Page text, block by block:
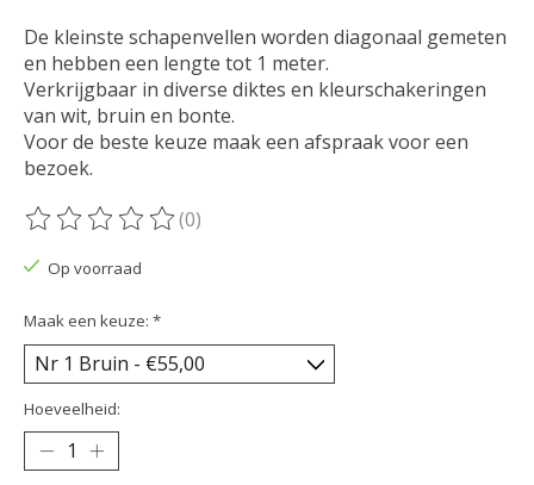
De kleinste schapenvellen worden diagonaal gemeten
en hebben een lengte tot 1 meter.
Verkrijgbaar in diverse diktes en kleurschakeringen
van wit, bruin en bonte.
Voor de beste keuze maak een afspraak voor een
bezoek.
De beoordeling van dit product is
(0)
Op voorraad
Maak een keuze: *
Hoeveelheid: